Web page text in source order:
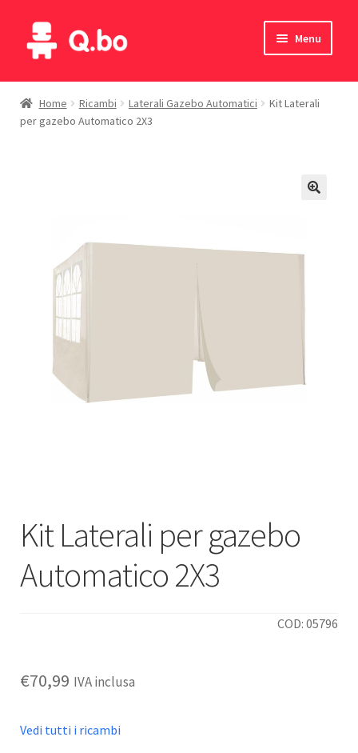
Vai
alla
Vai
al
Menu
Home
Blog
Contatti
Il mio account
English
Deutsch
Home Ricambi Laterali Gazebo Automatici
Kit Laterali
per gazebo Automatico 2X3
Kit Laterali per gazebo
Automatico 2X3
COD: 05796
€70,99 IVA inclusa
Vedi tutti i ricambi